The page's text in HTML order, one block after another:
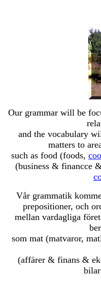
Our grammar will be
and the vocabulary
matters to
such as food (foods,
(business & financce
Vår grammatik
prepositioner, och
mellan vardagliga
som mat (matvaror,
(affärer & finans &